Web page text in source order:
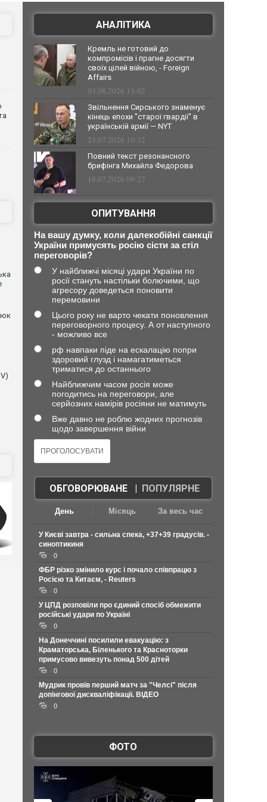
АНАЛІТИКА
Кремль не готовий до
компромісів і прагне досягти
своїх цілей війною, - Foreign
Affairs
03.08.2026 13:02
Звільнення Сирського знаменує
кінець епохи "старої гвардії" в
українській армії — NYT
23.07.2026 10:32
Повний текст резонансного
брифінга Михайла Федорова
18.07.2026 09:27
ОПИТУВАННЯ
На вашу думку, коли далекобійні санкції
України примусять росію сісти за стіл
переговорів?
У найближчі місяці удари України по
росії стануть настільки болючими, що
агресору доведеться поновити
перемовини
Цього року не варто чекати поновлення
переговорного процесу. А от наступного
- можливо все
рф навпаки піде на ескалацію попри
здоровий глузд і намагатиметься
триматися до останнього
Найближчим часом росія може
погодитись на переговори, але
серйозних намірів росіяни не матимуть
Вже давно не роблю жодних прогнозів
щодо завершення війни
ОБГОВОРЮВАНЕ| ПОПУЛЯРНЕ
День Місяць За весь час
У Києві завтра - сильна спека, +37+39 градусів. -
синоптикиня
0
ФБР різко змінило курс і почало співпрацю з
Росією та Китаєм, - Reuters
0
У ЦПД розповіли про єдиний спосіб обмежити
російські удари по Україні
0
На Донеччині посилили евакуацію: з
Краматорська, Біленького та Красноторки
примусово вивезуть понад 500 дітей
0
Мудрик провів перший матч за "Челсі" після
допінгової дискваліфікації. ВІДЕО
0
ФОТО